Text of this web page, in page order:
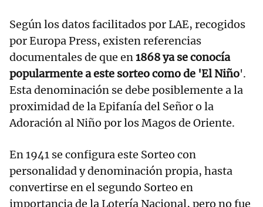
Según los datos facilitados por LAE, recogidos
por Europa Press, existen referencias
documentales de que en1868 ya se conocía
popularmente a este sorteo como de 'El Niño'.
Esta denominación se debe posiblemente a la
proximidad de la Epifanía del Señor o la
Adoración al Niño por los Magos de Oriente.
En 1941 se configura este Sorteo con
personalidad y denominación propia, hasta
convertirse en el segundo Sorteo en
importancia de la Lotería Nacional, pero no fue